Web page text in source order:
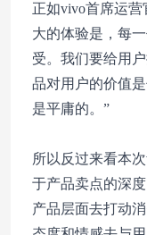
正如vivo首席运
大的体验是，每
受。我们要给用
品对用户的价值
是平庸的。”
所以反过来看本
于产品卖点的深
产品层面去打动